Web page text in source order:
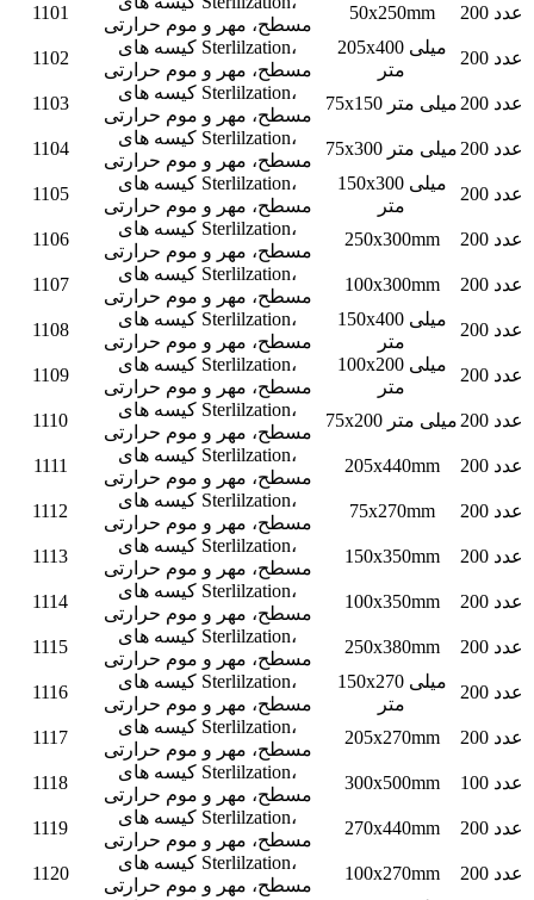
1101
مسطح، مهر و موم حرارتی
50x250mm 200 عدد
1102
کیسه های Sterlilzation،
مسطح، مهر و موم حرارتی
205x400 میلی
متر
200 عدد
1103
کیسه های Sterlilzation،
مسطح، مهر و موم حرارتی
75x150 میلی متر 200 عدد
1104
کیسه های Sterlilzation،
مسطح، مهر و موم حرارتی
75x300 میلی متر 200 عدد
1105
کیسه های Sterlilzation،
مسطح، مهر و موم حرارتی
150x300 میلی
متر
200 عدد
1106
کیسه های Sterlilzation،
مسطح، مهر و موم حرارتی
250x300mm 200 عدد
1107
کیسه های Sterlilzation،
مسطح، مهر و موم حرارتی
100x300mm 200 عدد
1108
کیسه های Sterlilzation،
مسطح، مهر و موم حرارتی
150x400 میلی
متر
200 عدد
1109
کیسه های Sterlilzation،
مسطح، مهر و موم حرارتی
100x200 میلی
متر
200 عدد
1110
کیسه های Sterlilzation،
مسطح، مهر و موم حرارتی
75x200 میلی متر 200 عدد
1111
کیسه های Sterlilzation،
مسطح، مهر و موم حرارتی
205x440mm 200 عدد
1112
کیسه های Sterlilzation،
مسطح، مهر و موم حرارتی
75x270mm 200 عدد
1113
کیسه های Sterlilzation،
مسطح، مهر و موم حرارتی
150x350mm 200 عدد
1114
کیسه های Sterlilzation،
مسطح، مهر و موم حرارتی
100x350mm 200 عدد
1115
کیسه های Sterlilzation،
مسطح، مهر و موم حرارتی
250x380mm 200 عدد
1116
کیسه های Sterlilzation،
مسطح، مهر و موم حرارتی
150x270 میلی
متر
200 عدد
1117
کیسه های Sterlilzation،
مسطح، مهر و موم حرارتی
205x270mm 200 عدد
1118
کیسه های Sterlilzation،
مسطح، مهر و موم حرارتی
300x500mm 100 عدد
1119
کیسه های Sterlilzation،
مسطح، مهر و موم حرارتی
270x440mm 200 عدد
1120
کیسه های Sterlilzation،
مسطح، مهر و موم حرارتی
100x270mm 200 عدد